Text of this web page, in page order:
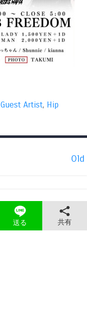
Guest Artist, Hip
Old
送る 共有